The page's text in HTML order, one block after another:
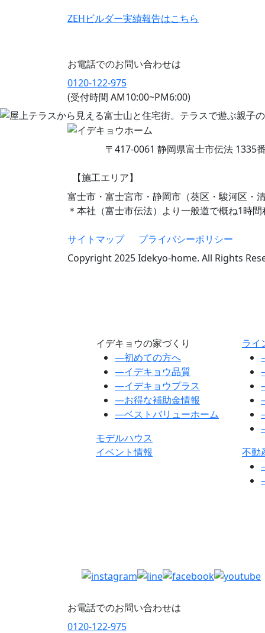
ZEHビルダー実績報告はこちら
お電話でのお問い合わせは
0120-122-975
(受付時間 AM10:00~PM6:00)
〒417-0061 静岡県富士市伝法 1335
【施工エリア】
富士市・富士宮市・静岡市（葵区・駿河区・
＊本社（富士市伝法）より一般道で概ね1時
サイトマップ
プライバシーポリシー
Copyright 2025 Idekyo-home. All Rights
イデキョウの家づくり
―初めての方へ
―イデキョウ品質
―イデキョウプラス
―お得な補助金情報
―ベストバリューホーム
モデルハウス
イベント情報
ライ
不動
お電話でのお問い合わせは
0120-122-975